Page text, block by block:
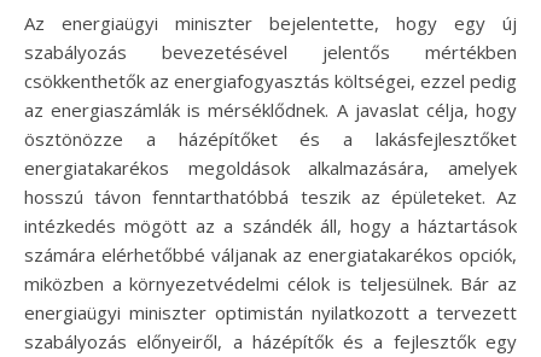
Az energiaügyi miniszter bejelentette, hogy egy új
szabályozás bevezetésével jelentős mértékben
csökkenthetők az energiafogyasztás költségei, ezzel pedig
az energiaszámlák is mérséklődnek. A javaslat célja, hogy
ösztönözze a házépítőket és a lakásfejlesztőket
energiatakarékos megoldások alkalmazására, amelyek
hosszú távon fenntarthatóbbá teszik az épületeket. Az
intézkedés mögött az a szándék áll, hogy a háztartások
számára elérhetőbbé váljanak az energiatakarékos opciók,
miközben a környezetvédelmi célok is teljesülnek. Bár az
energiaügyi miniszter optimistán nyilatkozott a tervezett
szabályozás előnyeiről, a házépítők és a fejlesztők egy